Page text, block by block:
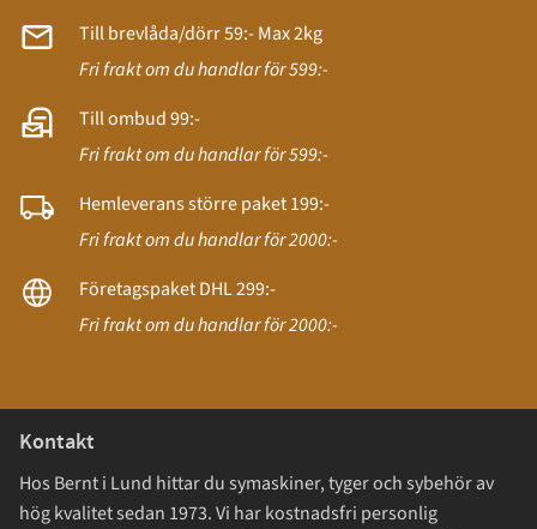
Till brevlåda/dörr 59:- Max 2kg
Fri frakt om du handlar för 599:-
Till ombud 99:-
Fri frakt om du handlar för 599:-
Hemleverans större paket 199:-
Fri frakt om du handlar för 2000:-
Företagspaket DHL 299:-
Fri frakt om du handlar för 2000:-
Kontakt
Hos Bernt i Lund hittar du symaskiner, tyger och sybehör av
hög kvalitet sedan 1973. Vi har kostnadsfri personlig